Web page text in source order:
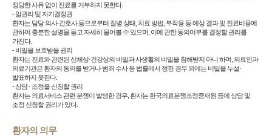
정당한 사유 없이 진료를 거부하지 못한다.
- 알권리 및 자기결정권
환자는 담당 의사·간호사 등으로부터 질병 상태, 치료 방법, 부작용 등 예상 결과 및 진료비용에
관하여 충분한 설명을 듣고 자세히 물어볼 수 있으며, 이에 관한 동의여부를 결정할 권리를
가진다.
- 비밀을 보호받을 권리
환자는 진료와 관련된 신체상·건강상의 비밀과 사생활의 비밀을 침해받지 아니 하며, 의료인과
의료기관은 환자의 동의를 받거나 범죄 수사 등 법률에서 정한 경우 외에는 비밀을 누설·
발표하지 못한다.
- 상담 · 조정을 신청할 권리
환자는 의료서비스 관련 분쟁이 발생한 경우, 환자는 한국의료분쟁조정중재원 등에 상담 및
조정 신청할 권리가 있다.
환자의 의무